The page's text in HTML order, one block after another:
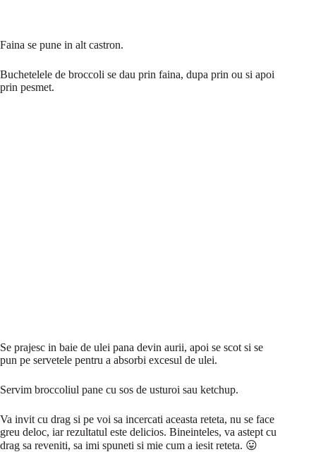
Faina se pune in alt castron.
Buchetelele de broccoli se dau prin faina, dupa prin ou si apoi
prin pesmet.
Se prajesc in baie de ulei pana devin aurii, apoi se scot si se
pun pe servetele pentru a absorbi excesul de ulei.
Servim broccoliul pane cu sos de usturoi sau ketchup.
Va invit cu drag si pe voi sa incercati aceasta reteta, nu se face
greu deloc, iar rezultatul este delicios. Bineinteles, va astept cu
drag sa reveniti, sa imi spuneti si mie cum a iesit reteta. 😛